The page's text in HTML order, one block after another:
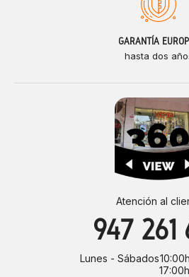
GARANTÍA
hasta dos
Atención al
947 261
Lunes - Sábados